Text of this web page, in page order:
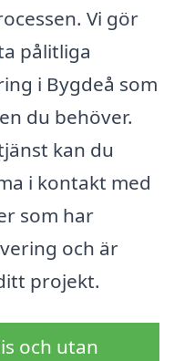
Vi gör
pålitliga
i Bygdeå som
du behöver.
kan du
i kontakt med
som har
och är
projekt.
och utan